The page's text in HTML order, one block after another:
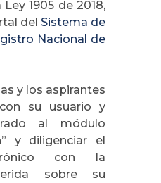
1905 de 2018,
del Sistema de
Nacional de
y los aspirantes
su usuario y
al módulo
y diligenciar el
con la
sobre su